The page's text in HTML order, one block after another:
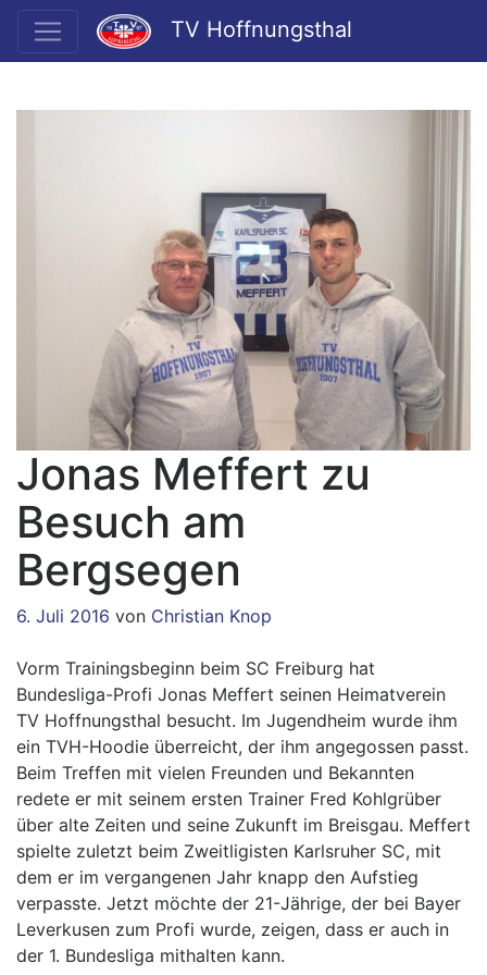
TV Hoffnungsthal
Jonas Meffert zu
Besuch am
Bergsegen
6. Juli 2016 von Christian Knop
Vorm Trainingsbeginn beim SC Freiburg hat
Bundesliga-Profi Jonas Meffert seinen Heimatverein
TV Hoffnungsthal besucht. Im Jugendheim wurde ihm
ein TVH-Hoodie überreicht, der ihm angegossen passt.
Beim Treffen mit vielen Freunden und Bekannten
redete er mit seinem ersten Trainer Fred Kohlgrüber
über alte Zeiten und seine Zukunft im Breisgau. Meffert
spielte zuletzt beim Zweitligisten Karlsruher SC, mit
dem er im vergangenen Jahr knapp den Aufstieg
verpasste. Jetzt möchte der 21-Jährige, der bei Bayer
Leverkusen zum Profi wurde, zeigen, dass er auch in
der 1. Bundesliga mithalten kann.